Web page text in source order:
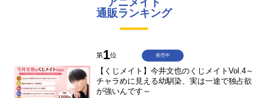
通販ランキング
第1位
【くじメイト】今井文也のくじメイトVol.4～
チャラめに見える幼馴染、実は一途で独占欲
が強いんです～
発売中